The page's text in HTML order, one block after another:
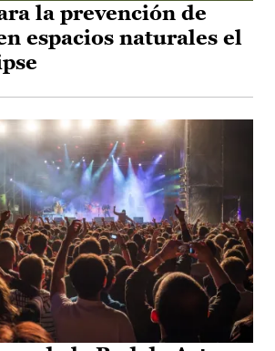
la prevención de
espacios naturales el